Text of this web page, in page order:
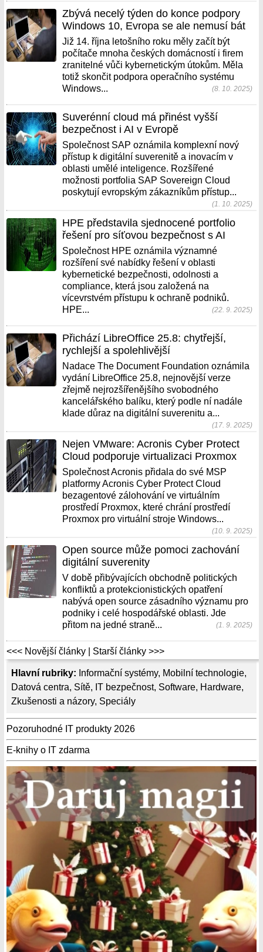
Hlavní rubriky: Informační systémy, Mobilní technologie,
Datová centra, Sítě, IT bezpečnost, Software, Hardware,
Zkušenosti a názory, Speciály
Pozoruhodné IT produkty 2026
E-knihy o IT zdarma
Zbývá necelý týden do konce podpory
Windows 10, Evropa se ale nemusí bát
Již 14. října letošního roku měly začít být
počítače mnoha českých domácností i firem
zranitelné vůči kybernetickým útokům. Měla
totiž skončit podpora operačního systému
Windows...
(8. 10. 2025)
Suverénní cloud má přinést vyšší
bezpečnost i AI v Evropě
Společnost SAP oznámila komplexní nový
přístup k digitální suverenitě a inovacím v
oblasti umělé inteligence. Rozšířené
možnosti portfolia SAP Sovereign Cloud
poskytují evropským zákazníkům přístup...
(1. 10. 2025)
HPE představila sjednocené portfolio
řešení pro síťovou bezpečnost s AI
Společnost HPE oznámila významné
rozšíření své nabídky řešení v oblasti
kybernetické bezpečnosti, odolnosti a
compliance, která jsou založená na
vícevrstvém přístupu k ochraně podniků.
HPE...
(22. 9. 2025)
Přichází LibreOffice 25.8: chytřejší,
rychlejší a spolehlivější
Nadace The Document Foundation oznámila
vydání LibreOffice 25.8, nejnovější verze
zřejmě nejrozšířenějšího svobodného
kancelářského balíku, který podle ní nadále
klade důraz na digitální suverenitu a...
(17. 9. 2025)
Nejen VMware: Acronis Cyber Protect
Cloud podporuje virtualizaci Proxmox
Společnost Acronis přidala do své MSP
platformy Acronis Cyber Protect Cloud
bezagentové zálohování ve virtuálním
prostředí Proxmox, které chrání prostředí
Proxmox pro virtuální stroje Windows...
(10. 9. 2025)
Open source může pomoci zachování
digitální suverenity
V době přibývajících obchodně politických
konfliktů a protekcionistických opatření
nabývá open source zásadního významu pro
podniky i celé hospodářské oblasti. Jde
přitom na jedné straně...
(1. 9. 2025)
<<< Novější články Starší články >>>